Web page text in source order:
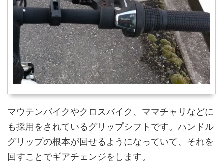
マウテンバイクやクロスバイク、ママチャリなどに
も採用をされているグリップシフトです。ハンドル
グリップの根本が回せるようになっていて、それを
回すことでギアチェンジをします。